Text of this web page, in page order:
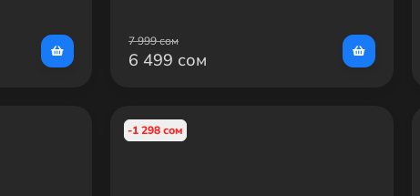
7 999 сом
6 499 сом
-1 298 сом